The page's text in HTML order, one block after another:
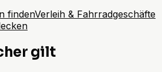
findenVerleih & Fahrradgeschäfte
gilt